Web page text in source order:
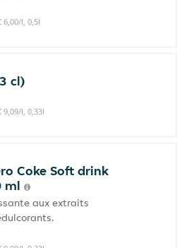
6,00/l, 0,5l
cl)
9,09/l, 0,33l
Coke Soft drink
ml
aux extraits